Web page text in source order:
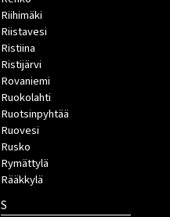
Riihimäki
Riistavesi
Ristiina
Ristijärvi
Rovaniemi
Ruokolahti
Ruotsinpyhtää
Ruovesi
Rusko
Rymättylä
Rääkkylä
S